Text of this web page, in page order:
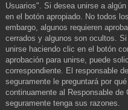
Usuarios". Si desea unirse a
en el botón apropiado. No todos
embargo, algunos requieren
cerrados y algunos son ocultos.
unirse haciendo clic en el botón
aprobación para unirse, puede
correspondiente. El responsable
seguramente le preguntará por
continuamente al Responsable
seguramente tenga sus razones.